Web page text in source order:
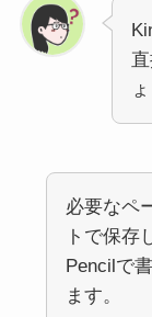
必要なペ
トで保存
Pencilで
ます。